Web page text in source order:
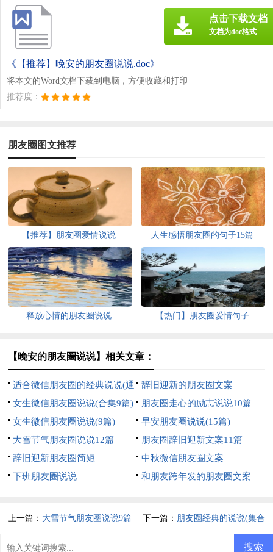
《【推荐】晚安的朋友圈说说.doc》
将本文的Word文档下载到电脑，方便收藏和打印
推荐度：
点击下载文档
文档为doc格式
朋友圈图文推荐
【推荐】朋友圈爱情说说 人生感悟朋友圈的句子15篇
释放心情的朋友圈说说 【热门】朋友圈爱情句子
【晚安的朋友圈说说】相关文章：
适合微信朋友圈的经典说说(通
用15篇)
辞旧迎新的朋友圈文案
女生微信朋友圈说说(合集9篇)
朋友圈走心的励志说说10篇
女生微信朋友圈说说(9篇)
早安朋友圈说说(15篇)
大雪节气朋友圈说说12篇
朋友圈辞旧迎新文案11篇
辞旧迎新朋友圈简短
中秋微信朋友圈文案
下班朋友圈说说
和朋友跨年发的朋友圈文案
上一篇： 大雪节气朋友圈说说9篇 下一篇： 朋友圈经典的说说(集合